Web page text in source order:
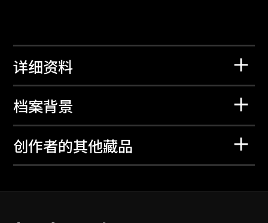
详细资料
档案背景
创作者的其他藏品